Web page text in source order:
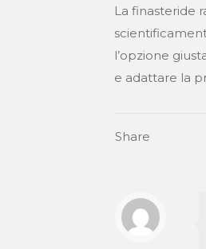
La finasteride
l’opzione
e adattare la
Share